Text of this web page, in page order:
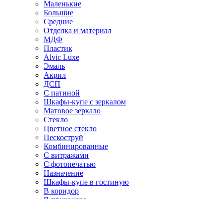
Маленькие
Большие
Средние
Отделка и материал
МДФ
Пластик
Alvic Luxe
Эмаль
Акрил
ДСП
С патиной
Шкафы-купе с зеркалом
Матовое зеркало
Стекло
Цветное стекло
Пескоструй
Комбинированные
С витражами
С фотопечатью
Назначение
Шкафы-купе в гостиную
В коридор